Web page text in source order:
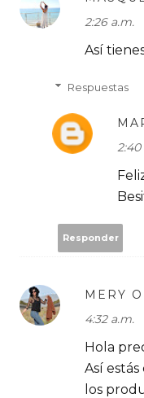
2:26 a.m.
Así
Respuestas
2:40
Responder
MERY
4:32 a.m.
Hola
Así
los